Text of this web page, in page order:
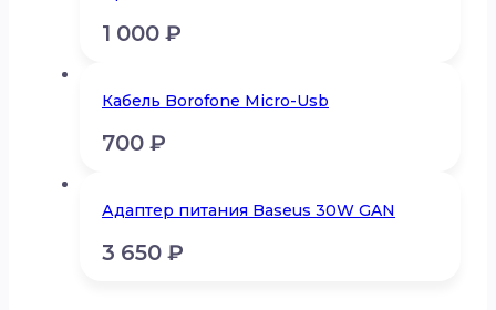
1 000 ₽
Кабель Borofone Micro-Usb
700 ₽
Адаптер питания Baseus 30W GAN
3 650 ₽